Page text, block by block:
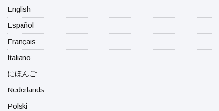
English
Español
Français
Italiano
にほんご
Nederlands
Polski